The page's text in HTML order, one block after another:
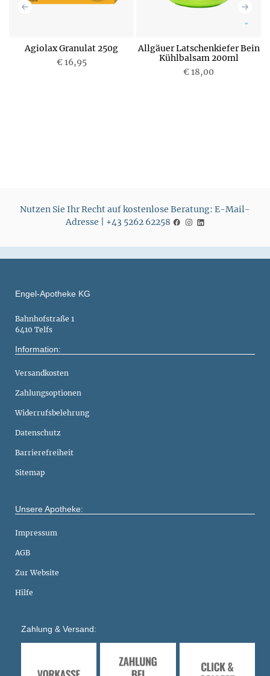
Agiolax Granulat 250g
€ 16,95
Allgäuer Latschenkiefer Bein
Kühlbalsam 200ml
€ 18,00
Nutzen Sie Ihr Recht auf kostenlose Beratung: E-Mail-
Adresse | +43 5262 62258
Engel-Apotheke KG
Bahnhofstraße 1
6410 Telfs
Information:
Versandkosten
Zahlungsoptionen
Widerrufsbelehrung
Datenschutz
Barrierefreiheit
Sitemap
Unsere Apotheke:
Impressum
AGB
Zur Website
Hilfe
Zahlung & Versand: